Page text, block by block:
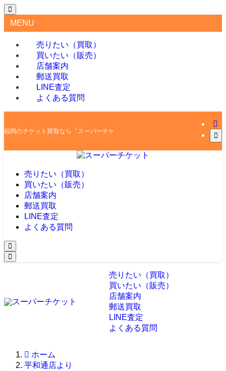
MENU
売りたい（買取）
買いたい（販売）
店舗案内
郵送買取
LINE査定
よくある質問
福岡のチケット買取なら「スーパーチケット」
売りたい（買取）
買いたい（販売）
店舗案内
郵送買取
LINE査定
よくある質問
売りたい（買取）
買いたい（販売）
店舗案内
郵送買取
LINE査定
よくある質問
ホーム
平和通店より